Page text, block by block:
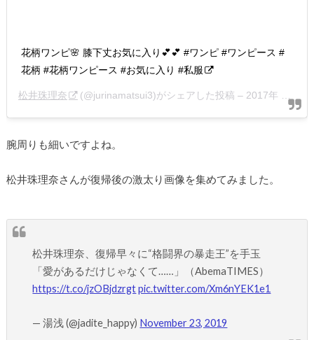
花柄ワンピ🌸 膝下丈お気に入り💕💕 #ワンピ #ワンピース #
花柄 #花柄ワンピース #お気に入り #私服
松井珠理奈 (@jurinamatsui3)がシェアした投稿 – 2017年 5月月27日午前8時52分PDT
腕周りも細いですよね。
松井珠理奈さんが復帰後の激太り画像を集めてみました。
松井珠理奈、復帰早々に“格闘界の暴走王”を手玉
「愛があるだけじゃなくて……」（AbemaTIMES）
https://t.co/jzOBjdzrgt pic.twitter.com/Xm6nYEK1e1
— 湯浅 (@jadite_happy) November 23, 2019